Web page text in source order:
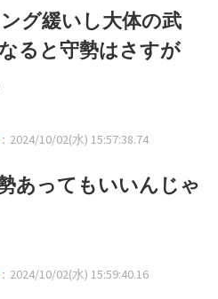
グ緩いし大体の武
ると守勢はさすが
2024/10/02(水) 15:57:38.74
あってもいいんじゃ
2024/10/02(水) 15:59:40.16